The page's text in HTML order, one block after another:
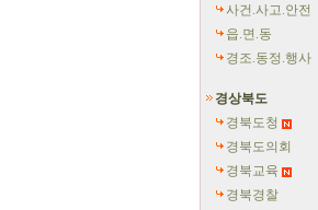
사건.사고.안전
읍.면.동
경조.동정.행사
경상북도
경북도청
경북도의회
경북교육
경북경찰